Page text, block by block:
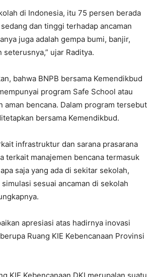
di Indonesia, itu 75 persen berada
dan tinggi terhadap ancaman
juga adalah gempa bumi, banjir,
ujar Raditya.
bahwa BNPB bersama Kemendikbud
program Safe School atau
aman bencana. Dalam program tersebut
bersama Kemendikbud.
infrastruktur dan sarana prasarana
terkait manajemen bencana termasuk
saja yang ada di sekitar sekolah,
sesuai ancaman di sekolah
apresiasi atas hadirnya inovasi
Ruang KIE Kebencanaan Provinsi